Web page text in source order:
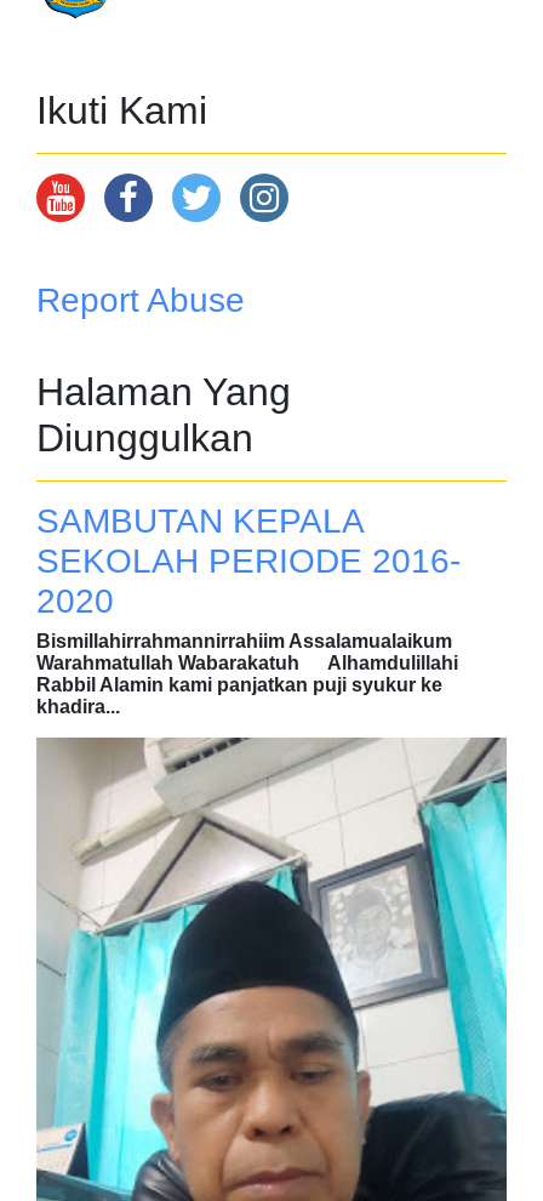
Ikuti Kami
Report Abuse
Halaman Yang
Diunggulkan
SAMBUTAN KEPALA
SEKOLAH PERIODE 2016-
2020
Bismillahirrahmannirrahiim Assalamualaikum
Warahmatullah Wabarakatuh Alhamdulillahi
Rabbil Alamin kami panjatkan puji syukur ke
khadira...